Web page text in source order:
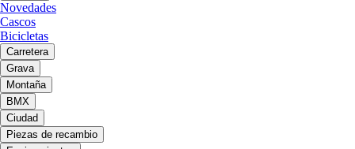
Novedades
Cascos
Bicicletas
Carretera
Grava
Montaña
BMX
Ciudad
Piezas de recambio